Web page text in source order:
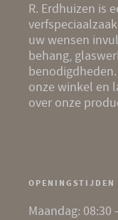
R. Erdhuizen is
uw wensen
behang,
benodigdheden
onze winkel en
over onze
OPENINGSTIJDEN
Maandag: 08:30